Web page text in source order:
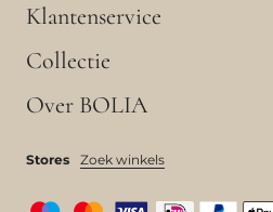
Klantenservice
Collectie
Over BOLIA
Stores Zoek winkels